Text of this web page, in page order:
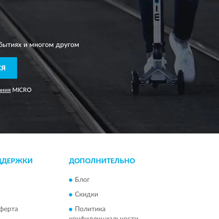
и многом другом
MICRO
ДОПОЛНИТЕЛЬНО
Блог
Скидки
Политика